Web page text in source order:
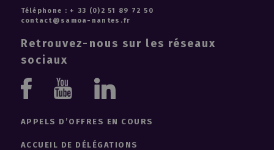
Téléphone : + 33 (0)2 51 89 72 50
contact@samoa-nantes.fr
Retrouvez-nous sur les réseaux
sociaux
YoutubeLinkedin
APPELS D’OFFRES EN COURS
ACCUEIL DE DÉLÉGATIONS